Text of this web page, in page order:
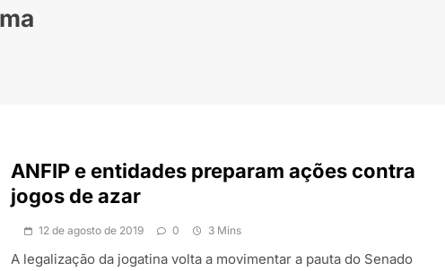
ANFIP e entidades preparam ações contra
jogos de azar
12 de agosto de 2019 0 3 Mins
A legalização da jogatina volta a movimentar a pauta do Senado